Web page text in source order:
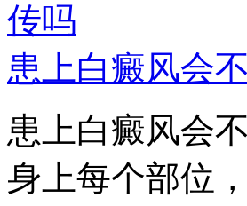
传吗
患上白癜风会
患上白癜风会
身上每个部位